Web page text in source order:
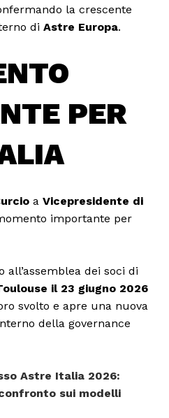
la crescente
di Astre Europa.
PER
a Vicepresidente di
importante per
dei soci di
il 23 giugno 2026
svolto e apre una nuova
della governance
Astre Italia 2026:
sui modelli